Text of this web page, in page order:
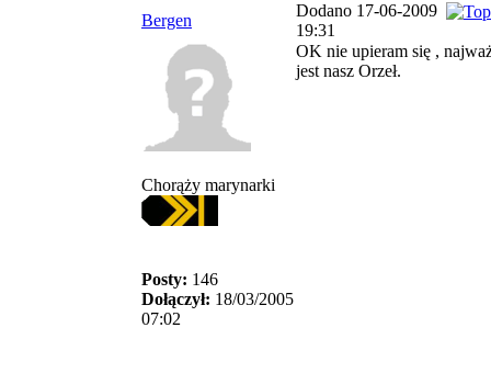
Bergen
Dodano 17-06-2009
19:31
Chorąży marynarki
Posty: 146
Dołączył: 18/03/2005
07:02
OK nie upieram się ,
jest nasz Orzeł.